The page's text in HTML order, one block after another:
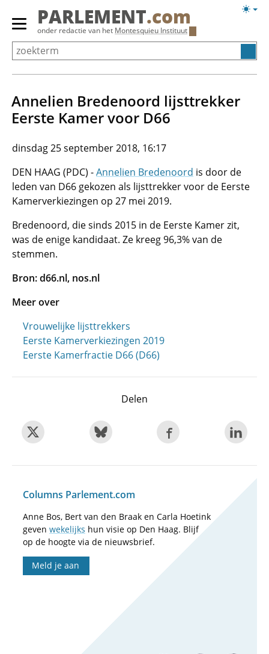
Overslaan
Primair
menu
tonen/verbergen
PARLEMENT.com
onder redactie van het Montesquieu Instituut
Annelien Bredenoord lijsttrekker
Eerste Kamer voor D66
dinsdag 25 september 2018, 16:17
DEN HAAG (PDC) -Annelien Bredenoord is door de
leden van D66 gekozen als lijsttrekker voor de Eerste
Kamerverkiezingen op 27 mei 2019.
Bredenoord, die sinds 2015 in de Eerste Kamer zit,
was de enige kandidaat. Ze kreeg 96,3% van de
stemmen.
Bron: d66.nl, nos.nl
Meer over
Vrouwelijke lijsttrekkers
Eerste Kamerverkiezingen 2019
Eerste Kamerfractie D66 (D66)
Delen
Columns Parlement.com
Anne Bos, Bert van den Braak en Carla Hoetink
geven wekelijks hun visie op Den Haag. Blijf
op de hoogte via de nieuwsbrief.
Meld je aan